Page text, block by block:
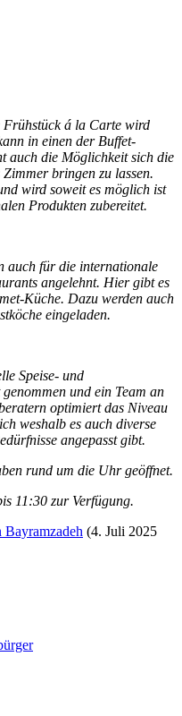
á la Carte wird
in einen der Buffet-
auch die Möglichkeit sich die
bringen zu lassen.
wird soweit es möglich ist
Produkten zubereitet.
auch für die internationale
angelehnt. Hier gibt es
Küche. Dazu werden auch
eingeladen.
Speise- und
und ein Team an
optimiert das Niveau
weshalb es auch diverse
angepasst gibt.
rund um die Uhr geöffnet.
11:30 zur Verfügung.
Bayramzadeh (4. Juli 2025